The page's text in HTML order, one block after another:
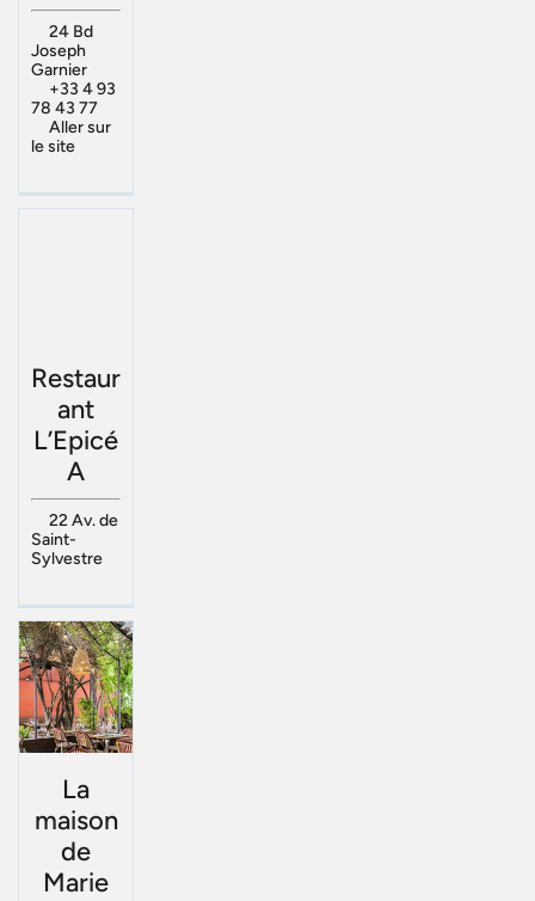
24 Bd
Joseph
Garnier
+33 4 93
78 43 77
Aller sur
le site
Restaur
ant
L’Epicé
A
22 Av. de
Saint-
Sylvestre
La
maison
de
Marie